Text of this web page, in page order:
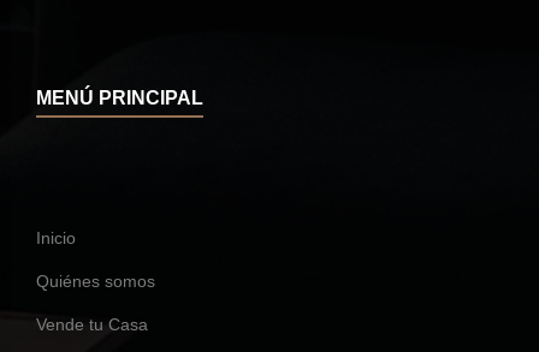
MENÚ PRINCIPAL
Inicio
Quiénes somos
Vende tu Casa